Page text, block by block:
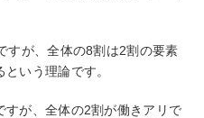
すが、全体の8割は2割の要素
いう理論です。
すが、全体の2割が働きアリで